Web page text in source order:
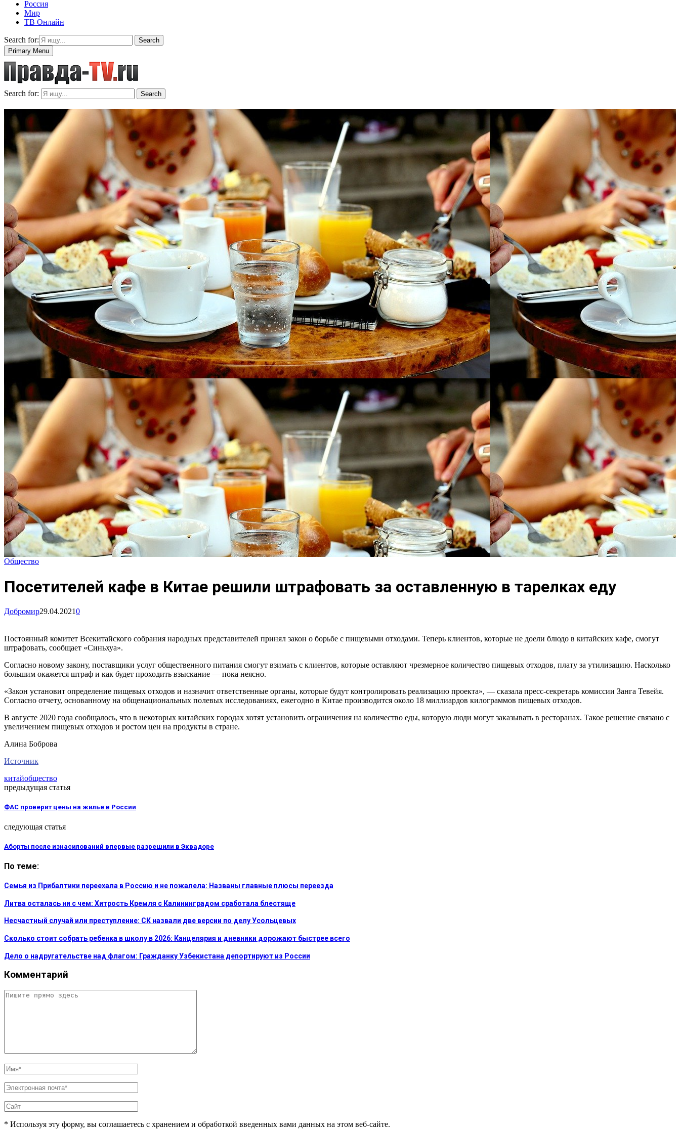
Россия
Мир
ТВ Онлайн
Search for:
Search
Primary Menu
Search for: Search
Общество
Посетителей кафе в Китае решили штрафовать за оставленную в тарелках еду
Добромир29.04.20210
Постоянный комитет Всекитайского собрания народных представителей принял закон о борьбе с пищевыми отходами. Теперь клиентов, которые не доели блюдо в китайских кафе, смогут
штрафовать, сообщает «Синьхуа».
Согласно новому закону, поставщики услуг общественного питания смогут взимать с клиентов, которые оставляют чрезмерное количество пищевых отходов, плату за утилизацию. Насколько
большим окажется штраф и как будет проходить взыскание — пока неясно.
«Закон установит определение пищевых отходов и назначит ответственные органы, которые будут контролировать реализацию проекта», — сказала пресс-секретарь комиссии Занга Тевейя.
Согласно отчету, основанному на общенациональных полевых исследованиях, ежегодно в Китае производится около 18 миллиардов килограммов пищевых отходов.
В августе 2020 года сообщалось, что в некоторых китайских городах хотят установить ограничения на количество еды, которую люди могут заказывать в ресторанах. Такое решение связано с
увеличением пищевых отходов и ростом цен на продукты в стране.
Алина Боброва
Источник
китайобщество
предыдущая статья
ФАС проверит цены на жилье в России
следующая статья
Аборты после изнасилований впервые разрешили в Эквадоре
По теме:
Семья из Прибалтики переехала в Россию и не пожалела: Названы главные плюсы переезда
Литва осталась ни с чем: Хитрость Кремля с Калининградом сработала блестяще
Несчастный случай или преступление: СК назвали две версии по делу Усольцевых
Сколько стоит собрать ребенка в школу в 2026: Канцелярия и дневники дорожают быстрее всего
Дело о надругательстве над флагом: Гражданку Узбекистана депортируют из России
Комментарий
* Используя эту форму, вы соглашаетесь с хранением и обработкой введенных вами данных на этом веб-сайте.